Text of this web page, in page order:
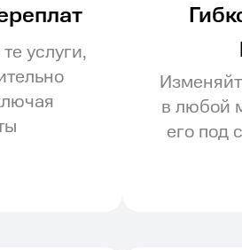
услуги,
в любой
его под